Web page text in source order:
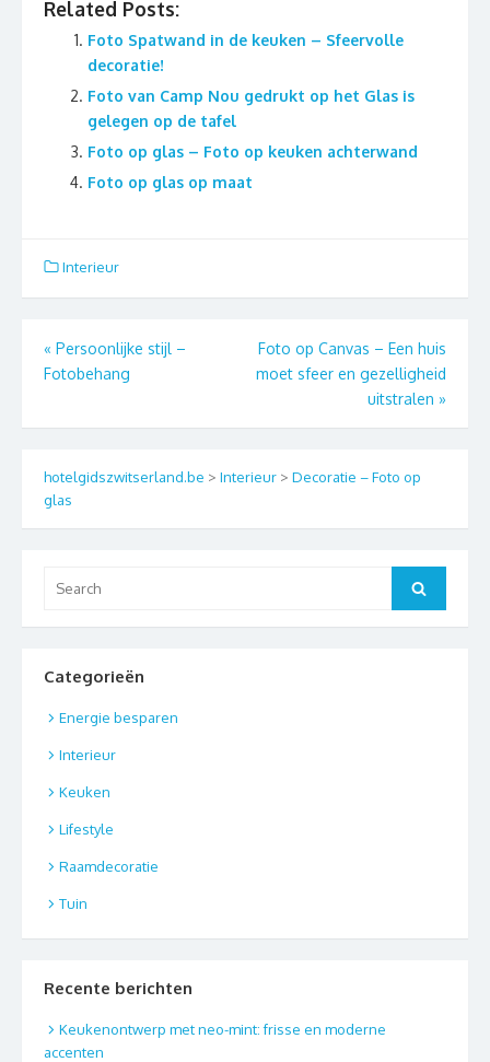
Related Posts:
Foto Spatwand in de keuken – Sfeervolle
decoratie!
Foto van Camp Nou gedrukt op het Glas is
gelegen op de tafel
Foto op glas – Foto op keuken achterwand
Foto op glas op maat
Interieur
Berichtnavigatie
« Persoonlijke stijl –
Fotobehang
Foto op Canvas – Een huis
moet sfeer en gezelligheid
uitstralen »
hotelgidszwitserland.be > Interieur > Decoratie – Foto op
glas
for:
Search
Categorieën
Energie besparen
Interieur
Keuken
Lifestyle
Raamdecoratie
Tuin
Recente berichten
Keukenontwerp met neo-mint: frisse en moderne
accenten